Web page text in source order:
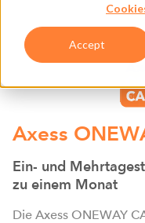
Accept
Axess
Ein- und
zu einem Monat
Die Axess ONEWAY